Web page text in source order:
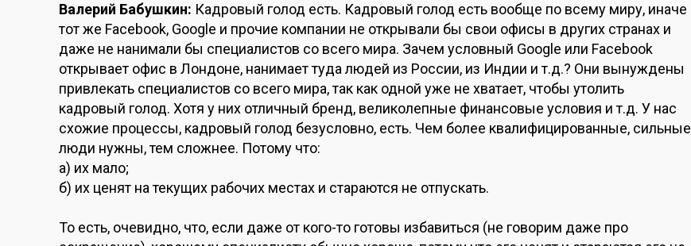
Валерий Бабушкин: Кадровый голод есть. Кадровый голод есть вообще по всему миру, иначе
тот же Facebook, Google и прочие компании не открывали бы свои офисы в других странах и
даже не нанимали бы специалистов со всего мира. Зачем условный Google или Facebook
открывает офис в Лондоне, нанимает туда людей из России, из Индии и т.д.? Они вынуждены
привлекать специалистов со всего мира, так как одной уже не хватает, чтобы утолить
кадровый голод. Хотя у них отличный бренд, великолепные финансовые условия и т.д. У нас
схожие процессы, кадровый голод безусловно, есть. Чем более квалифицированные, сильные
люди нужны, тем сложнее. Потому что:
а) их мало;
б) их ценят на текущих рабочих местах и стараются не отпускать.
То есть, очевидно, что, если даже от кого-то готовы избавиться (не говорим даже про